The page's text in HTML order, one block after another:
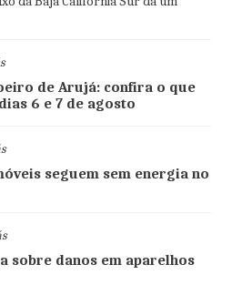
de Arujá: confira o que
6 e 7 de agosto
seguem sem energia no
sobre danos em aparelhos